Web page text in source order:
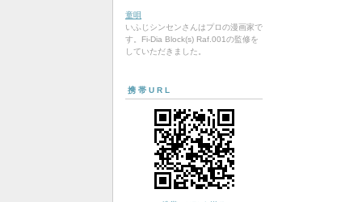
童唄
いふじシンセンさんはプロの漫画家で
す。Fi-Dia Block(s) Raf.001の監修を
していただきました。
携帯URL